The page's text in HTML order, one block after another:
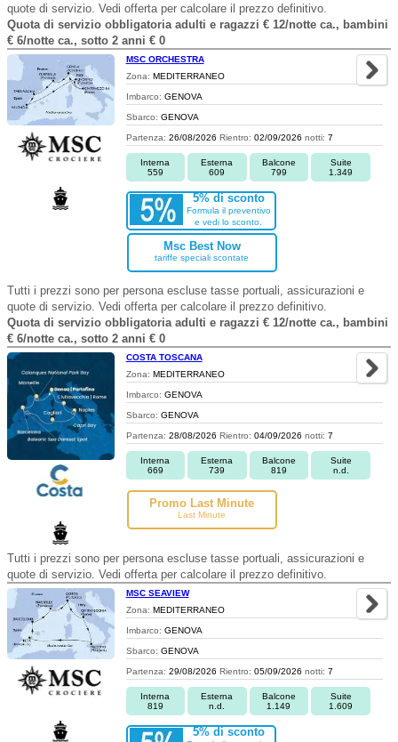
quote di servizio. Vedi offerta per calcolare il prezzo definitivo.
Quota di servizio obbligatoria adulti e ragazzi € 12/notte ca., bambini
€ 6/notte ca., sotto 2 anni € 0
MSC ORCHESTRA
Zona: MEDITERRANEO
Imbarco: GENOVA
Sbarco: GENOVA
Partenza: 26/08/2026 Rientro: 02/09/2026 notti: 7
Interna
559
Esterna
609
Balcone
799
Suite
1.349
5% di sconto
Formula il preventivo
e vedi lo sconto.
Msc Best Now
tariffe speciali scontate
Tutti i prezzi sono per persona escluse tasse portuali, assicurazioni e
quote di servizio. Vedi offerta per calcolare il prezzo definitivo.
Quota di servizio obbligatoria adulti e ragazzi € 12/notte ca., bambini
€ 6/notte ca., sotto 2 anni € 0
COSTA TOSCANA
Zona: MEDITERRANEO
Imbarco: GENOVA
Sbarco: GENOVA
Partenza: 28/08/2026 Rientro: 04/09/2026 notti: 7
Interna
669
Esterna
739
Balcone
819
Suite
n.d.
Promo Last Minute
Last Minute
Tutti i prezzi sono per persona escluse tasse portuali, assicurazioni e
quote di servizio. Vedi offerta per calcolare il prezzo definitivo.
MSC SEAVIEW
Zona: MEDITERRANEO
Imbarco: GENOVA
Sbarco: GENOVA
Partenza: 29/08/2026 Rientro: 05/09/2026 notti: 7
Interna
819
Esterna
n.d.
Balcone
1.149
Suite
1.609
5% di sconto